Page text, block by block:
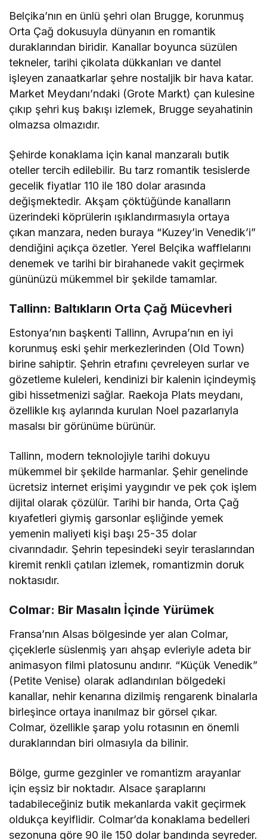
Belçika’nın en ünlü şehri olan Brugge, korunmuş
Orta Çağ dokusuyla dünyanın en romantik
duraklarından biridir. Kanallar boyunca süzülen
tekneler, tarihi çikolata dükkanları ve dantel
işleyen zanaatkarlar şehre nostaljik bir hava katar.
Market Meydanı’ndaki (Grote Markt) çan kulesine
çıkıp şehri kuş bakışı izlemek, Brugge seyahatinin
olmazsa olmazıdır.
Şehirde konaklama için kanal manzaralı butik
oteller tercih edilebilir. Bu tarz romantik tesislerde
gecelik fiyatlar 110 ile 180 dolar arasında
değişmektedir. Akşam çöktüğünde kanalların
üzerindeki köprülerin ışıklandırmasıyla ortaya
çıkan manzara, neden buraya “Kuzey’in Venedik’i”
dendiğini açıkça özetler. Yerel Belçika wafflelarını
denemek ve tarihi bir birahanede vakit geçirmek
gününüzü mükemmel bir şekilde tamamlar.
Tallinn: Baltıkların Orta Çağ Mücevheri
Estonya’nın başkenti Tallinn, Avrupa’nın en iyi
korunmuş eski şehir merkezlerinden (Old Town)
birine sahiptir. Şehrin etrafını çevreleyen surlar ve
gözetleme kuleleri, kendinizi bir kalenin içindeymiş
gibi hissetmenizi sağlar. Raekoja Plats meydanı,
özellikle kış aylarında kurulan Noel pazarlarıyla
masalsı bir görünüme bürünür.
Tallinn, modern teknolojiyle tarihi dokuyu
mükemmel bir şekilde harmanlar. Şehir genelinde
ücretsiz internet erişimi yaygındır ve pek çok işlem
dijital olarak çözülür. Tarihi bir handa, Orta Çağ
kıyafetleri giymiş garsonlar eşliğinde yemek
yemenin maliyeti kişi başı 25-35 dolar
civarındadır. Şehrin tepesindeki seyir teraslarından
kiremit renkli çatıları izlemek, romantizmin doruk
noktasıdır.
Colmar: Bir Masalın İçinde Yürümek
Fransa’nın Alsas bölgesinde yer alan Colmar,
çiçeklerle süslenmiş yarı ahşap evleriyle adeta bir
animasyon filmi platosunu andırır. “Küçük Venedik”
(Petite Venise) olarak adlandırılan bölgedeki
kanallar, nehir kenarına dizilmiş rengarenk binalarla
birleşince ortaya inanılmaz bir görsel çıkar.
Colmar, özellikle şarap yolu rotasının en önemli
duraklarından biri olmasıyla da bilinir.
Bölge, gurme gezginler ve romantizm arayanlar
için eşsiz bir noktadır. Alsace şaraplarını
tadabileceğiniz butik mekanlarda vakit geçirmek
oldukça keyiflidir. Colmar’da konaklama bedelleri
sezonuna göre 90 ile 150 dolar bandında seyreder.